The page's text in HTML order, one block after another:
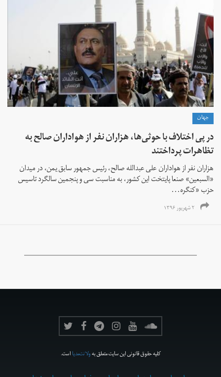
جهان
در پی اختلاف با حوثی‌ها، هزاران نفر از هواداران صالح به
تظاهرات پرداختند
هزاران نفر از هواداران علی عبدالله صالح، رئیس جمهور سابق یمن، در میدان
«السبعین» صنعا پایتخت این کشور، به مناسبت سی و پنجمین سالگرد تاسیس
حزب «کنگره...
۲ شهریور ۱۳۹۶
کلیه حقوق قانونی این سایت متعلق بهولانت‌مدیااست.